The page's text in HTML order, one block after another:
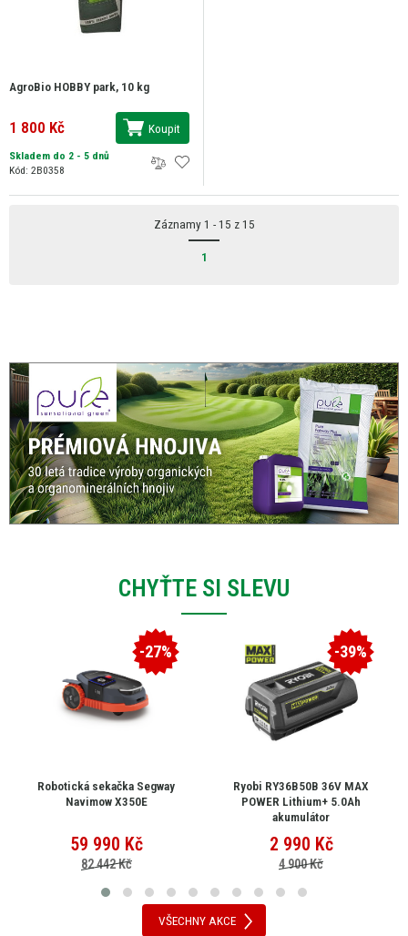
AgroBio HOBBY park, 10 kg
1 800 Kč Koupit
Skladem do 2 - 5 dnů
Kód: 2B0358
Záznamy 1 - 15 z 15
1
CHYŤTE SI SLEVU
-27%
Robotická sekačka Segway
Navimow X350E
59 990 Kč
82 442 Kč
-39%
Ryobi RY36B50B 36V MAX
POWER Lithium+ 5.0Ah
akumulátor
2 990 Kč
4 900 Kč
VŠECHNY AKCE